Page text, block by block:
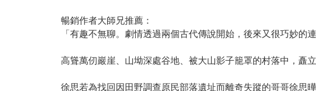
暢銷作者大師兄推薦：
「有趣不無聊。劇情透過兩個古代傳說開始，後來又很巧妙的
高聳萬仞巖崖、山坳深處谷地、被大山影子籠罩的村落中，
徐思若為找回因田野調查原民部落遺址而離奇失蹤的哥哥徐思